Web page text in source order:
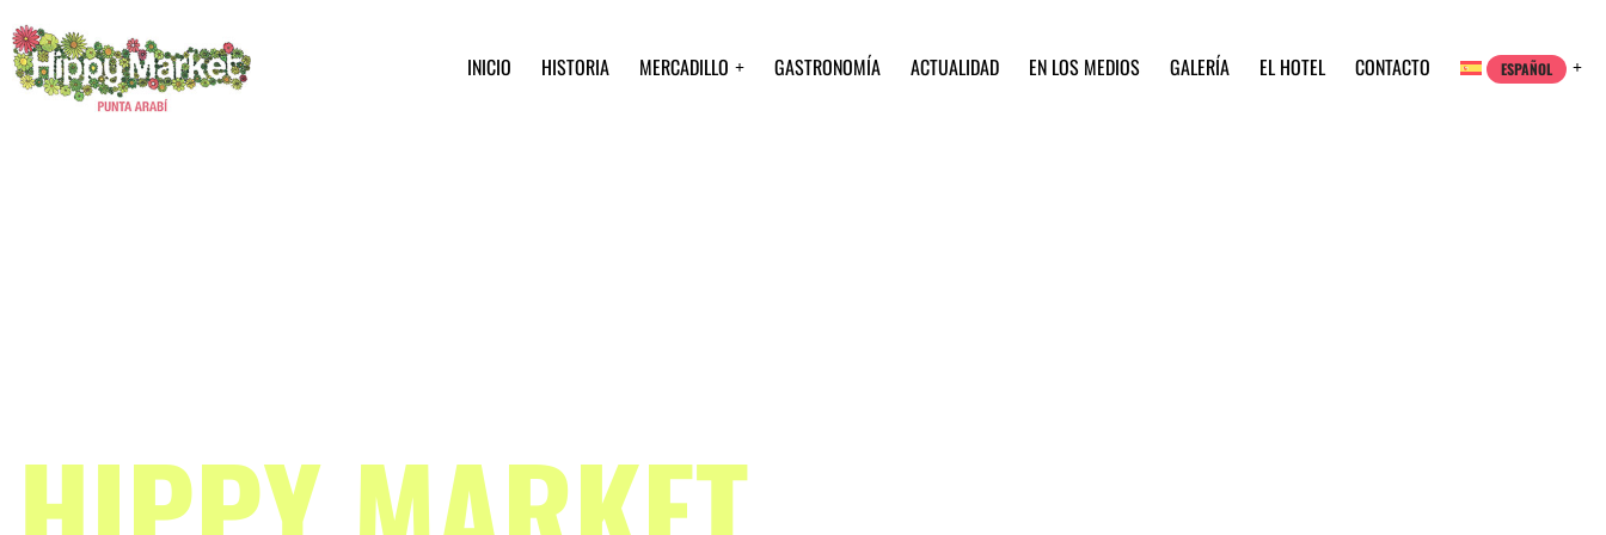
INICIO HISTORIA MERCADILLO GASTRONOMÍA ACTUALIDAD EN LOS MEDIOS GALERÍA EL HOTEL CONTACTO ESPAÑOL